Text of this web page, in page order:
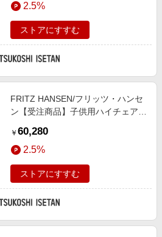
2.5%
ストアにすすむ
FRITZ HANSEN/フリッツ・ハンセ
ン【受注商品】子供用ハイチェア
ル:3177 ナチュラルウッド／オーク
椅子【三越伊勢丹/公式】
￥ 60,280
2.5%
ストアにすすむ